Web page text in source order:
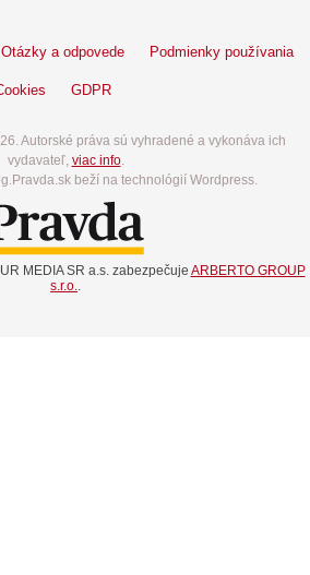
Otázky a odpovede Podmienky používania
GDPR
Autorské práva sú vyhradené a vykonáva ich
vydavateľ, viac info.
beží na technológií Wordpress.
MEDIA SR a.s. zabezpečuje ARBERTO GROUP
s.r.o..